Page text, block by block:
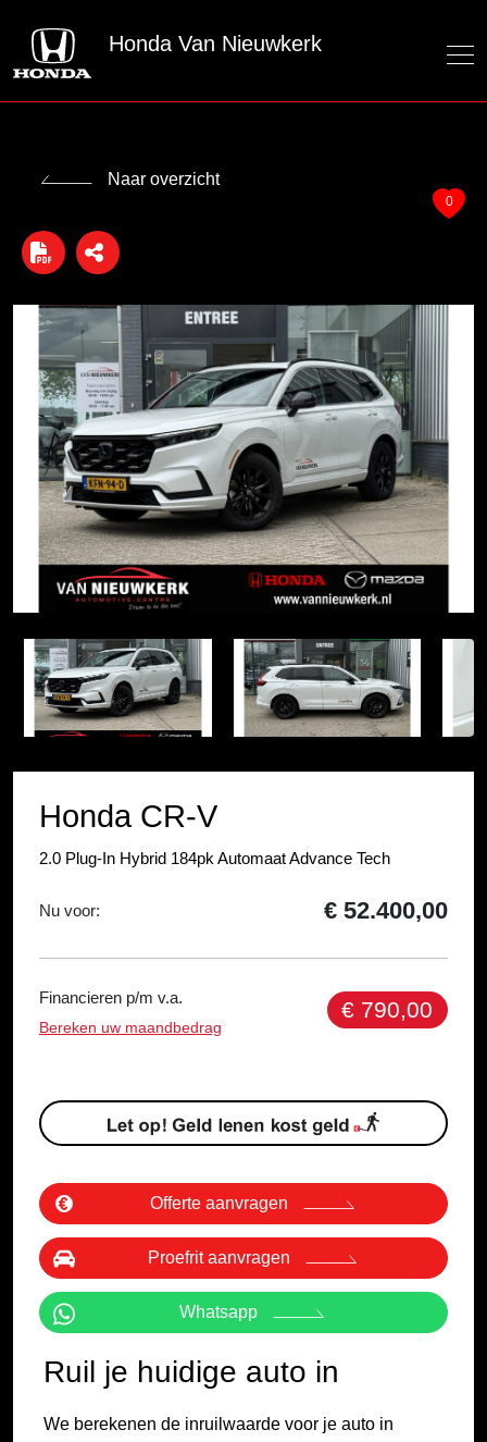
Honda Van Nieuwkerk
Naar overzicht
Item
16
Item
Honda CR-V
2.0 Plug-In Hybrid 184pk Automaat Advance Tech
Nu voor: € 52.400,00
Financieren p/m v.a. € 790,00
Bereken uw maandbedrag
Offerte aanvragen
Proefrit aanvragen
Whatsapp
0